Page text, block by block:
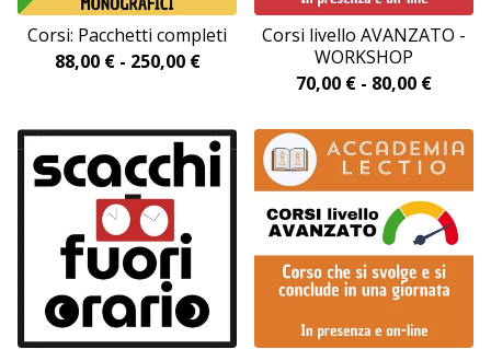
Corsi: Pacchetti completi
88,00 €- 250,00 €
Corsi livello AVANZATO -
WORKSHOP
70,00 € - 80,00 €